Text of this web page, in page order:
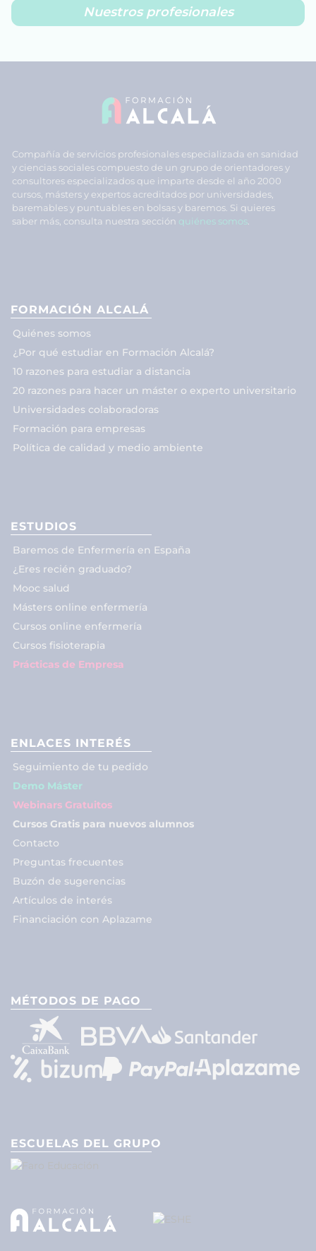
Nuestros profesionales
Compañía de servicios profesionales especializada en sanidad
y ciencias sociales compuesto de un grupo de orientadores y
consultores especializados que imparte desde el año 2000
cursos, másters y expertos acreditados por universidades,
baremables y puntuables en bolsas y baremos. Si quieres
saber más, consulta nuestra sección quiénes somos
FORMACIÓN ALCALÁ
Quiénes somos
¿Por qué estudiar en Formación Alcalá?
10 razones para estudiar a distancia
20 razones para hacer un máster o experto universitario
Universidades colaboradoras
Formación para empresas
Política de calidad y medio ambiente
ESTUDIOS
Baremos de Enfermería en España
¿Eres recién graduado?
Mooc salud
Másters online enfermería
Cursos online enfermería
Cursos fisioterapia
Prácticas de Empresa
ENLACES INTERÉS
Seguimiento de tu pedido
Demo Máster
Webinars Gratuitos
Cursos Gratis para nuevos alumnos
Contacto
Preguntas frecuentes
Buzón de sugerencias
Artículos de interés
Financiación con Aplazame
MÉTODOS DE PAGO
ESCUELAS DEL GRUPO